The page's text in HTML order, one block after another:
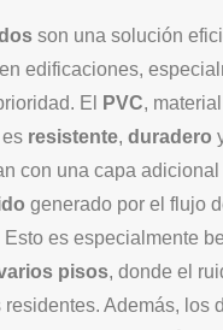
son una solución
edificaciones,
El PVC,
resistente, duradero
con una capa
generado por el flujo
es especialmente
pisos, donde el
Además, los